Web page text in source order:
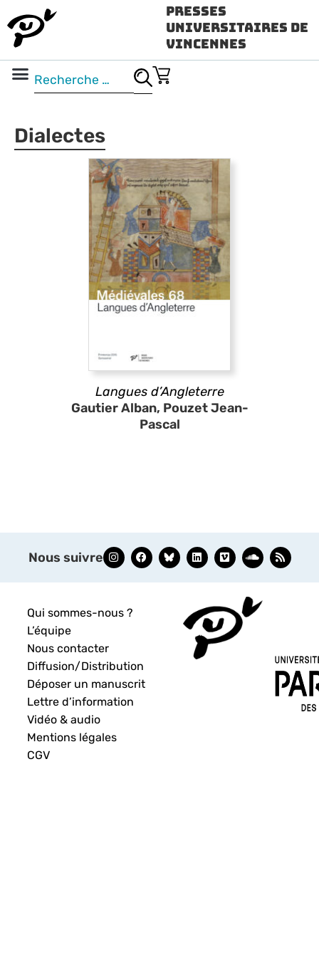
Presses
Universitaires de
Vincennes
Dialectes
Langues d’Angleterre
Gautier Alban, Pouzet Jean-
Pascal
Nous suivre
Qui sommes-nous ?
L’équipe
Nous contacter
Diffusion/Distribution
Déposer un manuscrit
Lettre d’information
Vidéo & audio
Mentions légales
CGV